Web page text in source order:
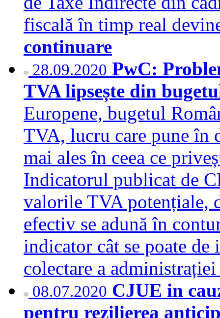
fiscală în timp real
continuare
28.09.2020 PwC:
TVA lipsește din
Europene, bugetul
TVA, lucru care pune în
mai ales în ceea ce
Indicatorul publicat de
valorile TVA potențiale,
efectiv se adună în
indicator cât se poate
colectare a
08.07.2020 CJUE in
pentru rezilierea